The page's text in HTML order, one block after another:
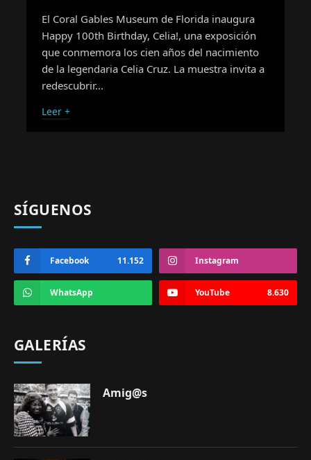
El Coral Gables Museum de Florida inaugura
Happy 100th Birthday, Celia!, una exposición
que conmemora los cien años del nacimiento
de la legendaria Celia Cruz. La muestra invita a
redescubrir…
Leer +
SÍGUENOS
Facebook 11.152 Instagram
WhatsApp YouTube 8.630
GALERÍAS
Amig@s